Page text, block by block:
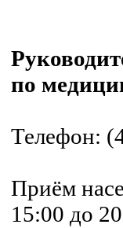
по
Телефон:
Приём
15:00 до